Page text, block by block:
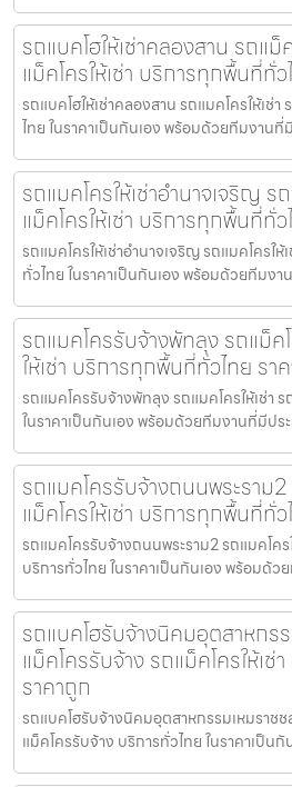
รถแบคโฮให้เช่าคลองสาน รถแม็
แม็คโครให้เช่า บริการทุกพื้นที่ทั่
รถแบคโฮให้เช่าคลองสาน รถแมคโครให้เช่
ไทย ในราคาเป็นกันเอง พร้อมด้วยทีมงาน
รถแมคโครให้เช่าอำนาจเจริญ ร
แม็คโครให้เช่า บริการทุกพื้นที่ทั่
รถแมคโครให้เช่าอำนาจเจริญ รถแมคโครใ
ทั่วไทย ในราคาเป็นกันเอง พร้อมด้วยทีมง
รถแมคโครรับจ้างพัทลุง รถแม็ค
ให้เช่า บริการทุกพื้นที่ทั่วไทย รา
รถแมคโครรับจ้างพัทลุง รถแมคโครให้เช่า
ในราคาเป็นกันเอง พร้อมด้วยทีมงานที่มีปร
รถแมคโครรับจ้างถนนพระราม
แม็คโครให้เช่า บริการทุกพื้นที่ทั่
รถแมคโครรับจ้างถนนพระราม2 รถแมคโคร
บริการทั่วไทย ในราคาเป็นกันเอง พร้อมด้
รถแบคโฮรับจ้างนิคมอุตสาหกร
แม็คโครรับจ้าง รถแม็คโครให้เ
ราคาถูก
รถแบคโฮรับจ้างนิคมอุตสาหกรรมเหมราชช
แม็คโครรับจ้าง บริการทั่วไทย ในราคาเป็น